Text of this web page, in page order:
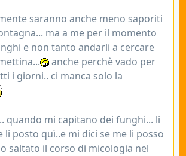
saranno anche meno saporiti
ma a me per il momento
e non tanto andarli a cercare
anche perchè vado per
i giorni.. ci manca solo la
quando mi capitano dei funghi... li
posto quì..e mi dici se me li posso
saltato il corso di micologia nel